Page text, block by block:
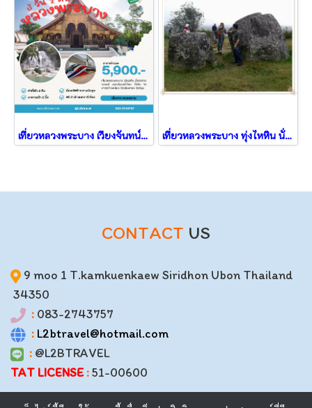
เที่ยวหลวงพระบาง เวียงจันทน์ 3วัน2คืน จาก หนองคาย เที่ยวหลวงพระบาง ทุ่งไหหิน นั่งรถไฟฟ้าความเร็วสูง
CONTACT US
9 moo 1 T.kamkuenkaew Siridhon Ubon Thailand
34350
: 083-2743757
: L2btravel@hotmail.com
: @L2BTRAVEL
TAT LICENSE:51-00600